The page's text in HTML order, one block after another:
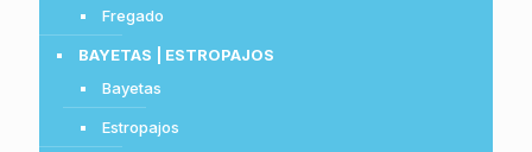
Fregado
BAYETAS | ESTROPAJOS
Bayetas
Estropajos